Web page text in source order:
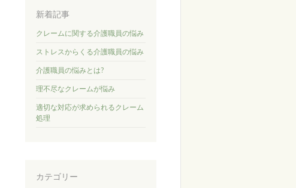
新着記事
クレームに関する介護職員の悩み
ストレスからくる介護職員の悩み
介護職員の悩みとは?
理不尽なクレームが悩み
適切な対応が求められるクレーム
処理
カテゴリー